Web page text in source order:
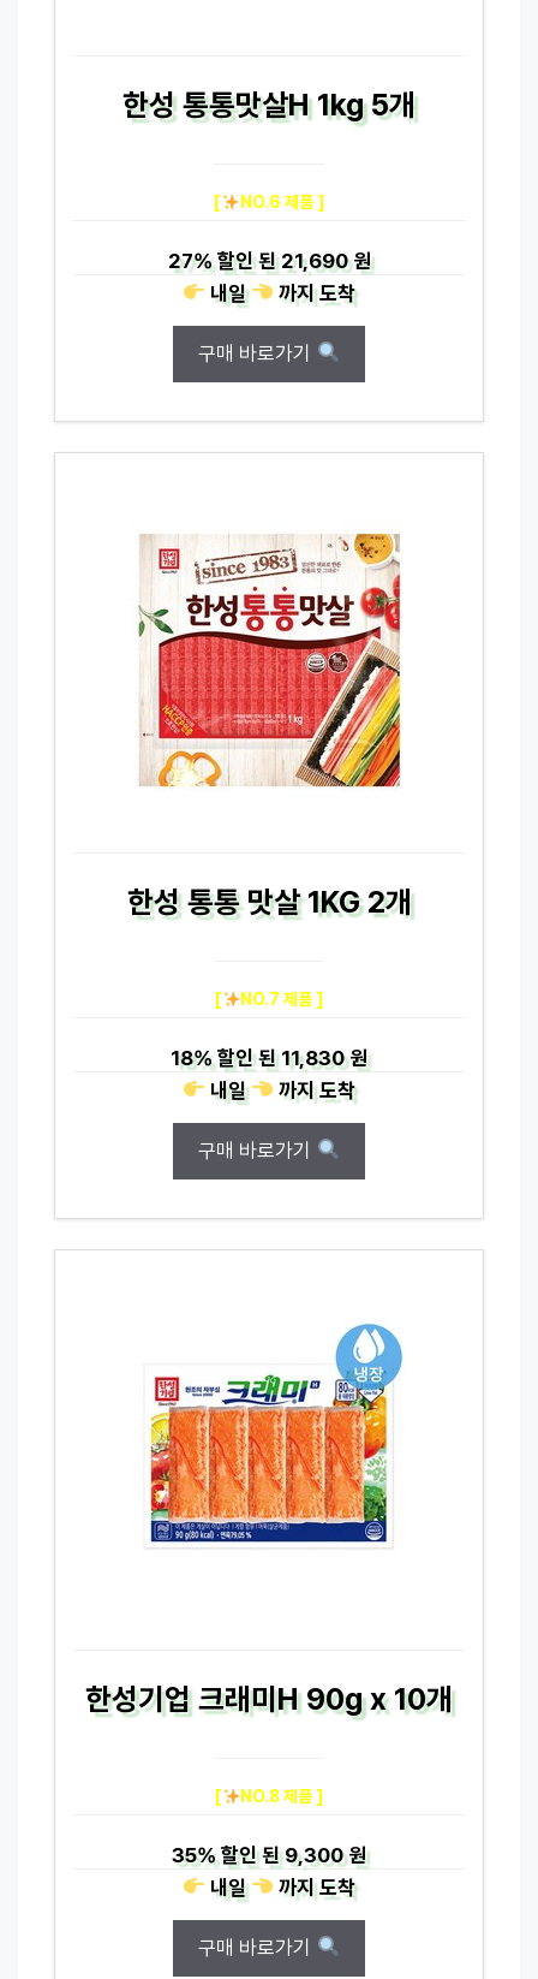
한성 통통맛살H 1kg 5개
[ NO.6 제품 ]
27%할인 된21,690 원
내일
까지도착
구매 바로가기
한성 통통 맛살 1KG 2개
[ NO.7 제품 ]
18%할인 된11,830 원
내일
까지도착
구매 바로가기
한성기업 크래미H 90g x 10개
[ NO.8 제품 ]
35%할인 된9,300 원
내일
까지도착
구매 바로가기